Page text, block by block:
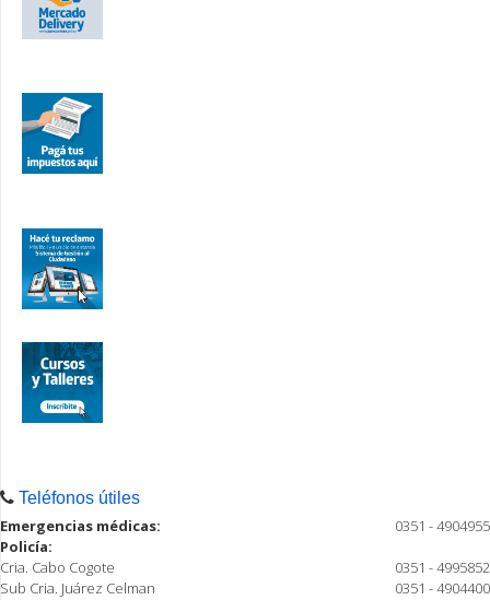
Teléfonos útiles
Emergencias médicas:
0351 - 4904955
Policía:
Cria. Cabo Cogote
0351 - 4995852
Sub Cria. Juárez Celman
0351 - 4904400